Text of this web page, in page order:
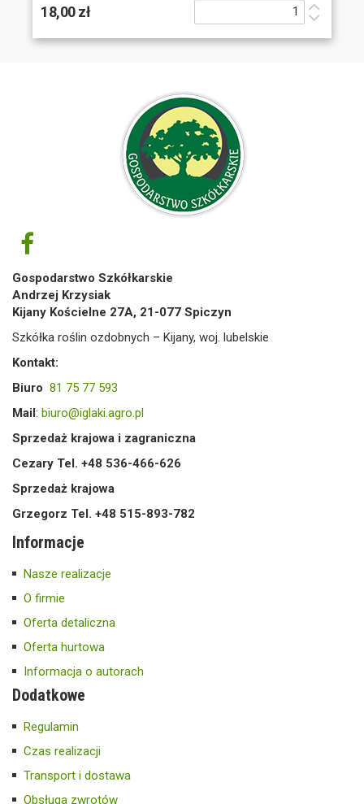
18,00 zł
Gospodarstwo Szkółkarskie
Andrzej Krzysiak
Kijany Kościelne 27A, 21-077 Spiczyn
Szkółka roślin ozdobnych – Kijany, woj. lubelskie
Kontakt:
Biuro 81 75 77 593
Mail: biuro@iglaki.agro.pl
Sprzedaż krajowa i zagraniczna
Cezary Tel. +48 536-466-626
Sprzedaż krajowa
Grzegorz Tel. +48 515-893-782
Informacje
Nasze realizacje
O firmie
Oferta detaliczna
Oferta hurtowa
Informacja o autorach
Dodatkowe
Regulamin
Czas realizacji
Transport i dostawa
Obsługa zwrotów